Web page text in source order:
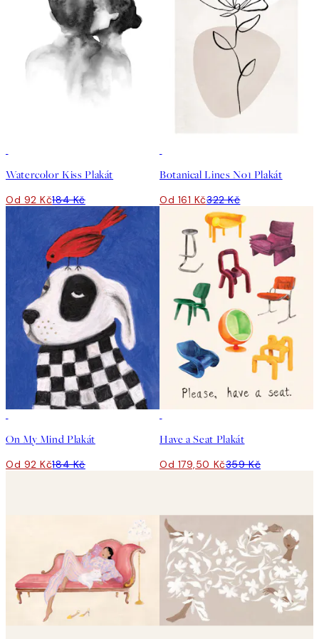
Watercolor Kiss Plakát
Od 92 Kč184 Kč
Botanical Lines No1 Plakát
Od 161 Kč322 Kč
On My Mind Plakát
Od 92 Kč184 Kč
Have a Seat Plakát
Od 179,50 Kč359 Kč